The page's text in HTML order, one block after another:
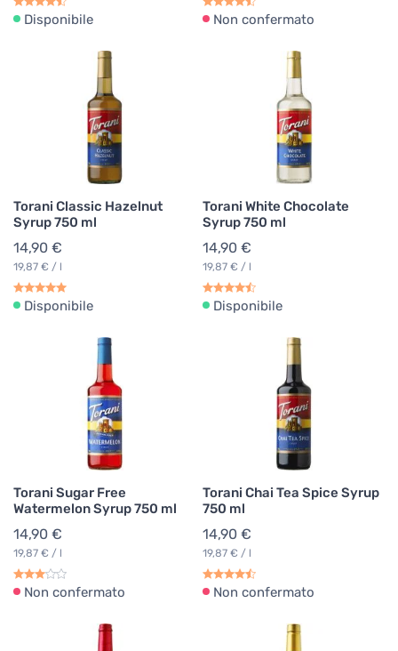
Disponibile Non confermato
Torani Classic Hazelnut
Syrup 750 ml
14,90 €
19,87 € / l
Disponibile
Torani White Chocolate
Syrup 750 ml
14,90 €
19,87 € / l
Disponibile
Torani Sugar Free
Watermelon Syrup 750 ml
14,90 €
19,87 € / l
Non confermato
Torani Chai Tea Spice Syrup
750 ml
14,90 €
19,87 € / l
Non confermato